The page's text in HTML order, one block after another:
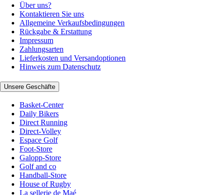
Über uns?
Kontaktieren Sie uns
Allgemeine Verkaufsbedingungen
Rückgabe & Erstattung
Impressum
Zahlungsarten
Lieferkosten und Versandoptionen
Hinweis zum Datenschutz
Unsere Geschäfte
Basket-Center
Daily Bikers
Direct Running
Direct-Volley
Espace Golf
Foot-Store
Galopp-Store
Golf and co
Handball-Store
House of Rugby
La sellerie de Maé